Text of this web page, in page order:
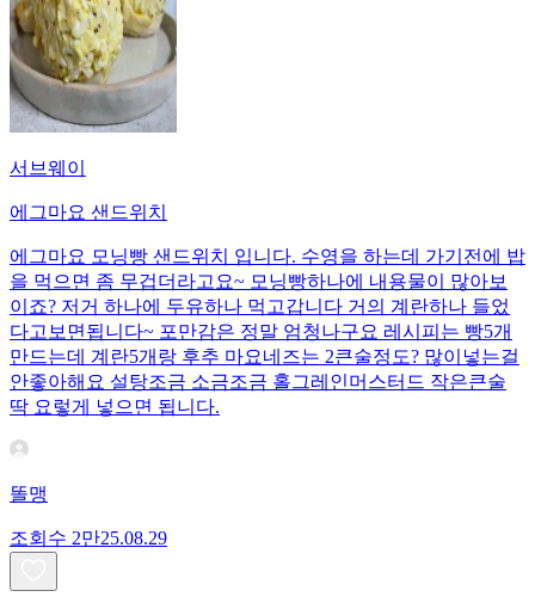
서브웨이
에그마요 샌드위치
에그마요 모닝빵 샌드위치 입니다. 수영을 하는데 가기전에 밥
을 먹으면 좀 무겁더라고요~ 모닝빵하나에 내용물이 많아보
이죠? 저거 하나에 두유하나 먹고갑니다 거의 계란하나 들었
다고보면됩니다~ 포만감은 정말 엄청나구요 레시피는 빵5개
만드는데 계란5개랑 후추 마요네즈는 2큰술정도? 많이넣는걸
안좋아해요 설탕조금 소금조금 홀그레인머스터드 작은큰술
딱 요렇게 넣으면 됩니다.
똘맹
조회수 2만25.08.29